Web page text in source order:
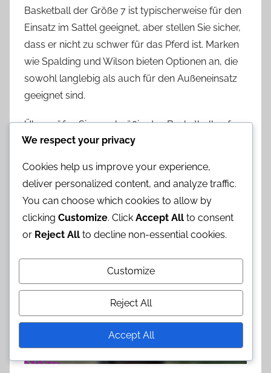
Basketball der Größe 7 ist typischerweise für den
Einsatz im Sattel geeignet, aber stellen Sie sicher,
dass er nicht zu schwer für das Pferd ist. Marken
wie Spalding und Wilson bieten Optionen an, die
sowohl langlebig als auch für den Außeneinsatz
geeignet sind.
Überprüfen Sie regelmäßig den Basketball auf
Luftdruck und Oberflächenintegrität, um optimale
Vermeiden Sie die Verwendung von Standard-
Basketbällen, da diese unter den einzigartigen
möglicherweise nicht gut abschneiden.
We respect your privacy
Cookies help us improve your experience,
deliver personalized content, and analyze traffic.
You can choose which cookies to allow by
clicking Customize. Click Accept All to consent
or Reject All to decline non-essential cookies.
Customize
Reject All
Accept All